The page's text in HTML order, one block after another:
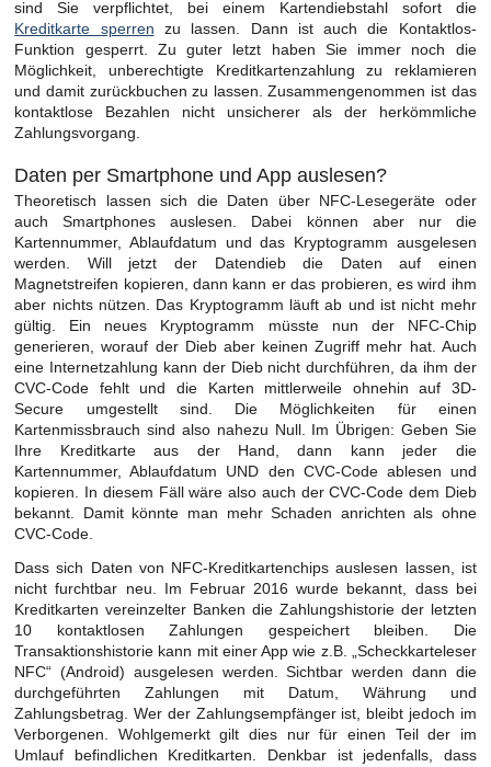
sind Sie verpflichtet, bei einem Kartendiebstahl sofort die
Kreditkarte sperren zu lassen. Dann ist auch die Kontaktlos-
Funktion gesperrt. Zu guter letzt haben Sie immer noch die
Möglichkeit, unberechtigte Kreditkartenzahlung zu reklamieren
und damit zurückbuchen zu lassen. Zusammengenommen ist das
kontaktlose Bezahlen nicht unsicherer als der herkömmliche
Zahlungsvorgang.
Daten per Smartphone und App auslesen?
Theoretisch lassen sich die Daten über NFC-Lesegeräte oder
auch Smartphones auslesen. Dabei können aber nur die
Kartennummer, Ablaufdatum und das Kryptogramm ausgelesen
werden. Will jetzt der Datendieb die Daten auf einen
Magnetstreifen kopieren, dann kann er das probieren, es wird ihm
aber nichts nützen. Das Kryptogramm läuft ab und ist nicht mehr
gültig. Ein neues Kryptogramm müsste nun der NFC-Chip
generieren, worauf der Dieb aber keinen Zugriff mehr hat. Auch
eine Internetzahlung kann der Dieb nicht durchführen, da ihm der
CVC-Code fehlt und die Karten mittlerweile ohnehin auf 3D-
Secure umgestellt sind. Die Möglichkeiten für einen
Kartenmissbrauch sind also nahezu Null. Im Übrigen: Geben Sie
Ihre Kreditkarte aus der Hand, dann kann jeder die
Kartennummer, Ablaufdatum UND den CVC-Code ablesen und
kopieren. In diesem Fäll wäre also auch der CVC-Code dem Dieb
bekannt. Damit könnte man mehr Schaden anrichten als ohne
CVC-Code.
Dass sich Daten von NFC-Kreditkartenchips auslesen lassen, ist
nicht furchtbar neu. Im Februar 2016 wurde bekannt, dass bei
Kreditkarten vereinzelter Banken die Zahlungshistorie der letzten
10 kontaktlosen Zahlungen gespeichert bleiben. Die
Transaktionshistorie kann mit einer App wie z.B. „Scheckkarteleser
NFC“ (Android) ausgelesen werden. Sichtbar werden dann die
durchgeführten Zahlungen mit Datum, Währung und
Zahlungsbetrag. Wer der Zahlungsempfänger ist, bleibt jedoch im
Verborgenen. Wohlgemerkt gilt dies nur für einen Teil der im
Umlauf befindlichen Kreditkarten. Denkbar ist jedenfalls, dass